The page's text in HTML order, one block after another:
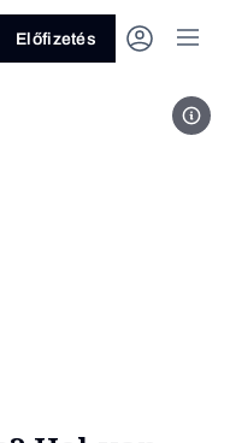
Előfizetés